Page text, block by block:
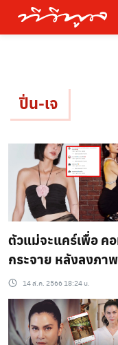
ปิ่น-เจ
ตัวแม่จะแคร์เพื่อ ค
กระจาย หลังลงภา
ญ่า” ยังมาเม้นแบบนี้
14 ส.ค. 2566 18:24 น.